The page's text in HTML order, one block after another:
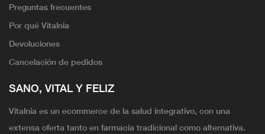
Preguntas frecuentes
Por qué Vitalnia
Devoluciones
Cancelación de pedidos
SANO, VITAL Y FELIZ
Vitalnia es un ecommerce de la salud integrativo, con una
extensa oferta tanto en farmacia tradicional como alternativa.